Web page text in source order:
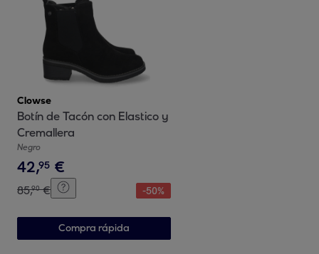
Clowse
Botín de Tacón con Elastico y
Cremallera
Negro
42,95 €
85,90 € -50%
Compra rápida